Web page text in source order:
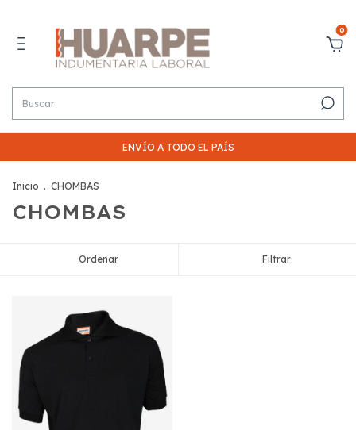
0
ENVÍO A TODO EL PAÍS
Inicio . CHOMBAS
CHOMBAS
Ordenar Filtrar